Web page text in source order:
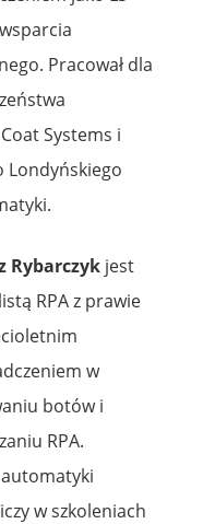
Pracował dla
Systems i
Londyńskiego
Rybarczyk jest
RPA z prawie
w
botów i
RPA.
w szkoleniach